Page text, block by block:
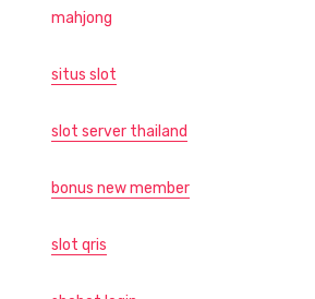
mahjong
situs slot
slot server thailand
bonus new member
slot qris